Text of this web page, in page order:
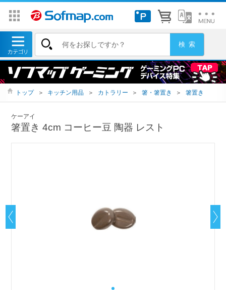
トップ ＞ キッチン用品 ＞ カトラリー ＞ 箸・箸置き ＞ 箸置き
ケーアイ
箸置き 4cm コーヒー豆 陶器 レスト